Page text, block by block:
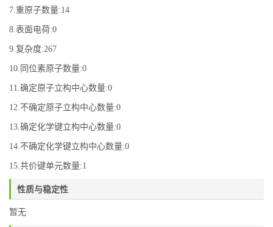
7.重原子数量:14
8.表面电荷:0
9.复杂度:267
10.同位素原子数量:0
11.确定原子立构中心数量:0
12.不确定原子立构中心数量:0
13.确定化学键立构中心数量:0
14.不确定化学键立构中心数量:0
15.共价键单元数量:1
性质与稳定性
暂无